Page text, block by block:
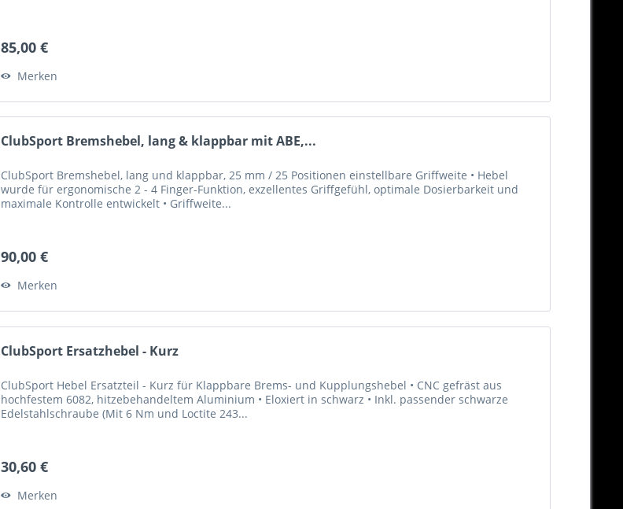
85,00 €
Merken
ClubSport Bremshebel, lang & klappbar mit ABE,...
ClubSport Bremshebel, lang und klappbar, 25 mm / 25 Positionen einstellbare Griffweite • Hebel
wurde für ergonomische 2 - 4 Finger-Funktion, exzellentes Griffgefühl, optimale Dosierbarkeit und
maximale Kontrolle entwickelt • Griffweite...
90,00 €
Merken
ClubSport Ersatzhebel - Kurz
ClubSport Hebel Ersatzteil - Kurz für Klappbare Brems- und Kupplungshebel • CNC gefräst aus
hochfestem 6082, hitzebehandeltem Aluminium • Eloxiert in schwarz • Inkl. passender schwarze
Edelstahlschraube (Mit 6 Nm und Loctite 243...
30,60 €
Merken